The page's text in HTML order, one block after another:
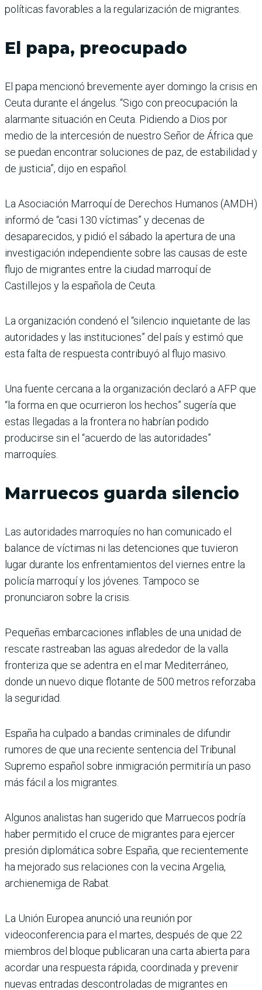
políticas favorables a la regularización de migrantes.
El papa, preocupado
El papa mencionó brevemente ayer domingo la crisis en
Ceuta durante el ángelus. “Sigo con preocupación la
alarmante situación en Ceuta. Pidiendo a Dios por
medio de la intercesión de nuestro Señor de África que
se puedan encontrar soluciones de paz, de estabilidad y
de justicia”, dijo en español.
La Asociación Marroquí de Derechos Humanos (AMDH)
informó de “casi 130 víctimas” y decenas de
desaparecidos, y pidió el sábado la apertura de una
investigación independiente sobre las causas de este
flujo de migrantes entre la ciudad marroquí de
Castillejos y la española de Ceuta.
La organización condenó el “silencio inquietante de las
autoridades y las instituciones” del país y estimó que
esta falta de respuesta contribuyó al flujo masivo.
Una fuente cercana a la organización declaró a AFP que
“la forma en que ocurrieron los hechos” sugería que
estas llegadas a la frontera no habrían podido
producirse sin el “acuerdo de las autoridades”
marroquíes.
Marruecos guarda silencio
Las autoridades marroquíes no han comunicado el
balance de víctimas ni las detenciones que tuvieron
lugar durante los enfrentamientos del viernes entre la
policía marroquí y los jóvenes. Tampoco se
pronunciaron sobre la crisis.
Pequeñas embarcaciones inflables de una unidad de
rescate rastreaban las aguas alrededor de la valla
fronteriza que se adentra en el mar Mediterráneo,
donde un nuevo dique flotante de 500 metros reforzaba
la seguridad.
España ha culpado a bandas criminales de difundir
rumores de que una reciente sentencia del Tribunal
Supremo español sobre inmigración permitiría un paso
más fácil a los migrantes.
Algunos analistas han sugerido que Marruecos podría
haber permitido el cruce de migrantes para ejercer
presión diplomática sobre España, que recientemente
ha mejorado sus relaciones con la vecina Argelia,
archienemiga de Rabat.
La Unión Europea anunció una reunión por
videoconferencia para el martes, después de que 22
miembros del bloque publicaran una carta abierta para
acordar una respuesta rápida, coordinada y prevenir
nuevas entradas descontroladas de migrantes en